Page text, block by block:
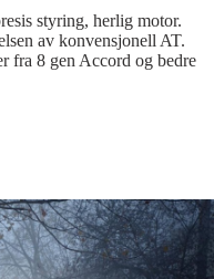
styring, herlig motor.
av konvensjonell AT.
fra 8 gen Accord og bedre